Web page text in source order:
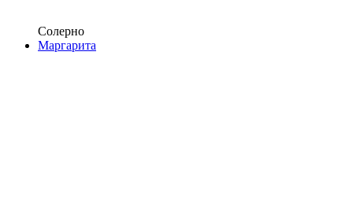
Солерно
Маргарита